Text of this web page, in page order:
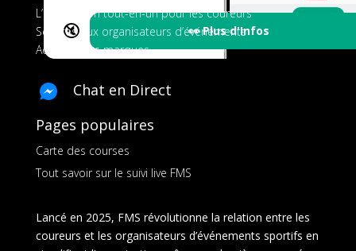
🔇 👀 Plus d'Infos
L’application tout-en-un pour les coureurs
Services aux organisateurs d’événements
Ads pour les marques
Chat en Direct
Pages populaires
Carte des courses
Tout savoir sur le suivi live FMS
Lancé en 2025, FMS révolutionne la relation entre les
coureurs et les organisateurs d’événements sportifs en